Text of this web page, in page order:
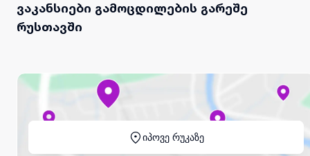
ვაკანსიები გამოცდილების გარეშე
რუსთავში
იპოვე რუკაზე